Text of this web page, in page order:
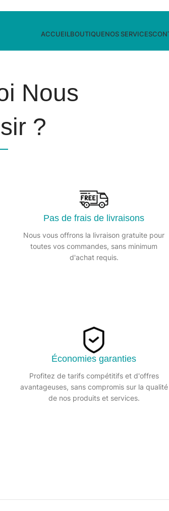
Nous
?
Pas de frais de livraisons
Nous vous offrons la livraison gratuite pour
toutes vos commandes, sans minimum
d'achat requis.
Économies garanties
Profitez de tarifs compétitifs et d'offres
avantageuses, sans compromis sur la qualité
de nos produits et services.
ACCUEILBOUTIQUENOS SERVICES
Hygiène
Barrette S +
En inox robuste
Veuillez vous
Catégorie :
Partager:
DESCRIPTION